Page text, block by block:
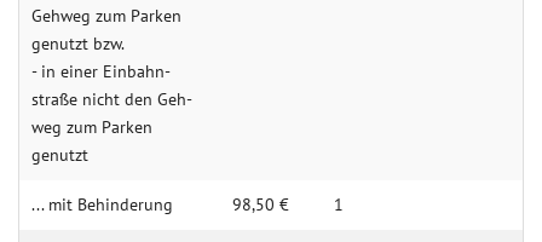
Geh­­weg zum Parken
genutzt bzw.
- in einer Ein­­bahn­­
straße nicht den Geh­­
weg zum Parken
genutzt
... mit Behin­derung 98,50 € 1